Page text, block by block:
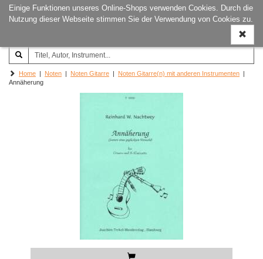
Einige Funktionen unseres Online-Shops verwenden Cookies. Durch die
Nutzung dieser Webseite stimmen Sie der Verwendung von Cookies zu.
ein-/
Joachim‐Trekel‐Musikverlag,
Hamburg
Home | Noten | Noten Gitarre | Noten Gitarre(n) mit anderen Instrumenten |
Annäherung